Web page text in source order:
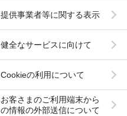
提供事業者等に関する表示
健全なサービスに向けて
Cookieの利用について
お客さまのご利用端末から
の情報の外部送信について